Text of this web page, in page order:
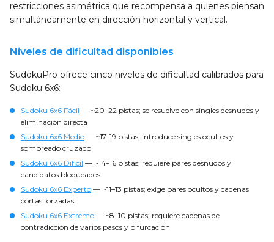
restricciones asimétrica que recompensa a quienes piensan
simultáneamente en dirección horizontal y vertical.
Niveles de dificultad disponibles
SudokuPro ofrece cinco niveles de dificultad calibrados para
Sudoku 6x6:
Sudoku 6x6 Fácil — ~20–22 pistas; se resuelve con singles desnudos y
eliminación directa
Sudoku 6x6 Medio — ~17–19 pistas; introduce singles ocultos y
sombreado cruzado
Sudoku 6x6 Difícil — ~14–16 pistas; requiere pares desnudos y
candidatos bloqueados
Sudoku 6x6 Experto — ~11–13 pistas; exige pares ocultos y cadenas
cortas forzadas
Sudoku 6x6 Extremo — ~8–10 pistas; requiere cadenas de
contradicción de varios pasos y bifurcación